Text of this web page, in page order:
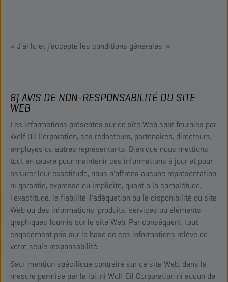
« J’ai lu et j’accepte les conditions générales. »
8) AVIS DE NON-RESPONSABILITÉ DU SITE
WEB
Les informations présentes sur ce site Web sont fournies par
Wolf Oil Corporation, ses rédacteurs, partenaires, directeurs,
employés ou autres représentants. Bien que nous mettions
tout en œuvre pour maintenir ces informations à jour et pour
assurer leur exactitude, nous n'offrons aucune représentation
ni garantie, expresse ou implicite, quant à la complétude,
l'exactitude, la fiabilité, l'adéquation ou la disponibilité du site
Web ou des informations, produits, services ou éléments
graphiques fournis sur le site Web. Par conséquent, tout
engagement pris sur la base de ces informations relève de
votre seule responsabilité.
Sauf mention spécifique contraire sur ce site Web, dans la
mesure permise par la loi, ni Wolf Oil Corporation ni aucun de